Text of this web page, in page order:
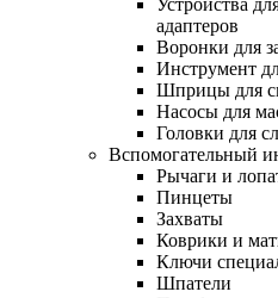
Устройства
адаптеров
Воронки для
Инструмент
Шприцы для
Насосы для
Головки для
Вспомогательный
Рычаги и
Пинцеты
Захваты
Коврики и
Ключи
Шпатели